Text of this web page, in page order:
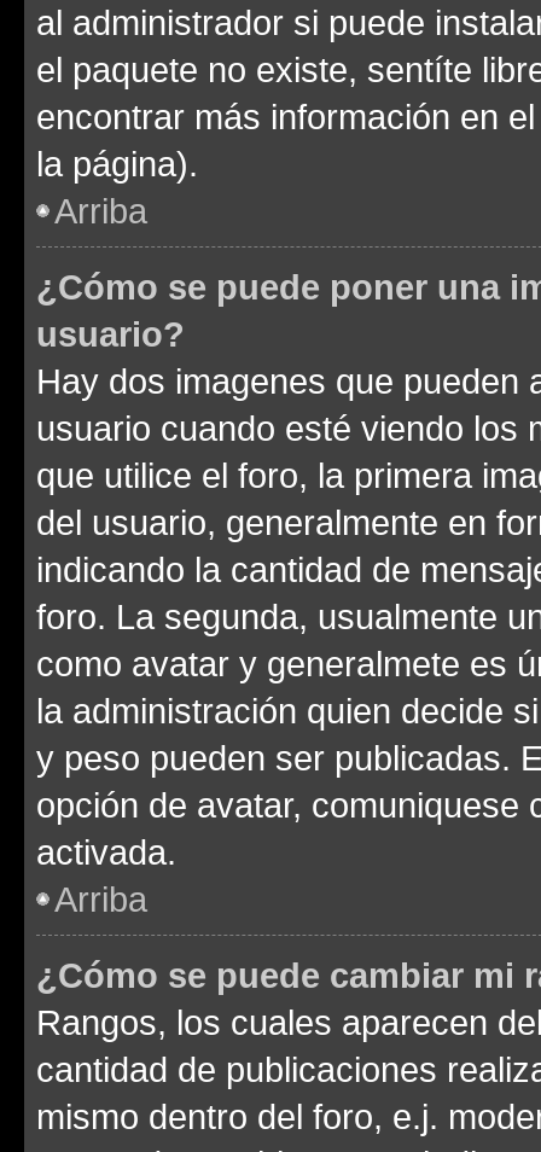
al administrador si puede
el paquete no existe, sentíte
encontrar más información en
la página).
Arriba
¿Cómo se puede poner una
usuario?
Hay dos imagenes que pueden
usuario cuando esté viendo los
que utilice el foro, la primera
del usuario, generalmente en
indicando la cantidad de
foro. La segunda, usualmente
como avatar y generalmete es
la administración quien decide
y peso pueden ser publicadas.
opción de avatar, comuniquese
activada.
Arriba
¿Cómo se puede cambiar mi
Rangos, los cuales aparecen
cantidad de publicaciones
mismo dentro del foro, e.j.